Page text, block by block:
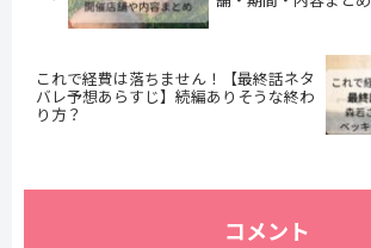
これで経費は落ちません！【最終話ネタ
バレ予想あらすじ】続編ありそうな終わ
り方？
コメント